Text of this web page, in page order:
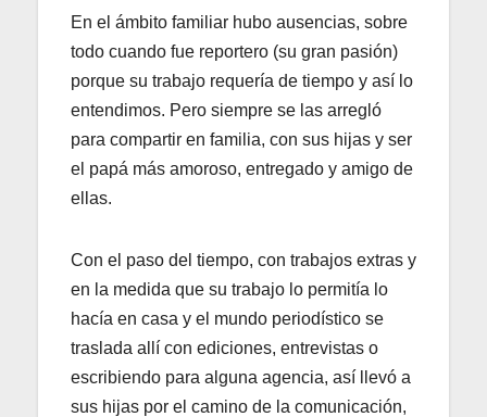
En el ámbito familiar hubo ausencias, sobre
todo cuando fue reportero (su gran pasión)
porque su trabajo requería de tiempo y así lo
entendimos. Pero siempre se las arregló
para compartir en familia, con sus hijas y ser
el papá más amoroso, entregado y amigo de
ellas.
Con el paso del tiempo, con trabajos extras y
en la medida que su trabajo lo permitía lo
hacía en casa y el mundo periodístico se
traslada allí con ediciones, entrevistas o
escribiendo para alguna agencia, así llevó a
sus hijas por el camino de la comunicación,